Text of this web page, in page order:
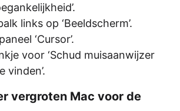
links op ‘Beeldscherm’.
‘Cursor’.
voor ‘Schud muisaanwijzer
vinden’.
vergroten Mac voor de